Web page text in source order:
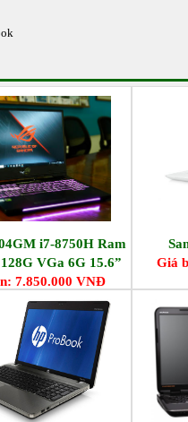
i7-8750H Ram
VGa 6G 15.6”
7.850.000 VNĐ
Giá